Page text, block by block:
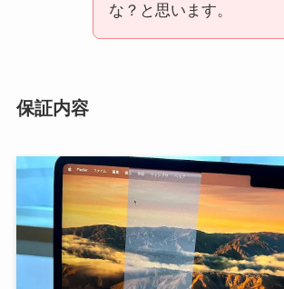
な？と思います。
保証内容